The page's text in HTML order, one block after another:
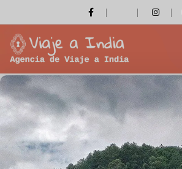
Qué ver en
Inicio
Qué ver en